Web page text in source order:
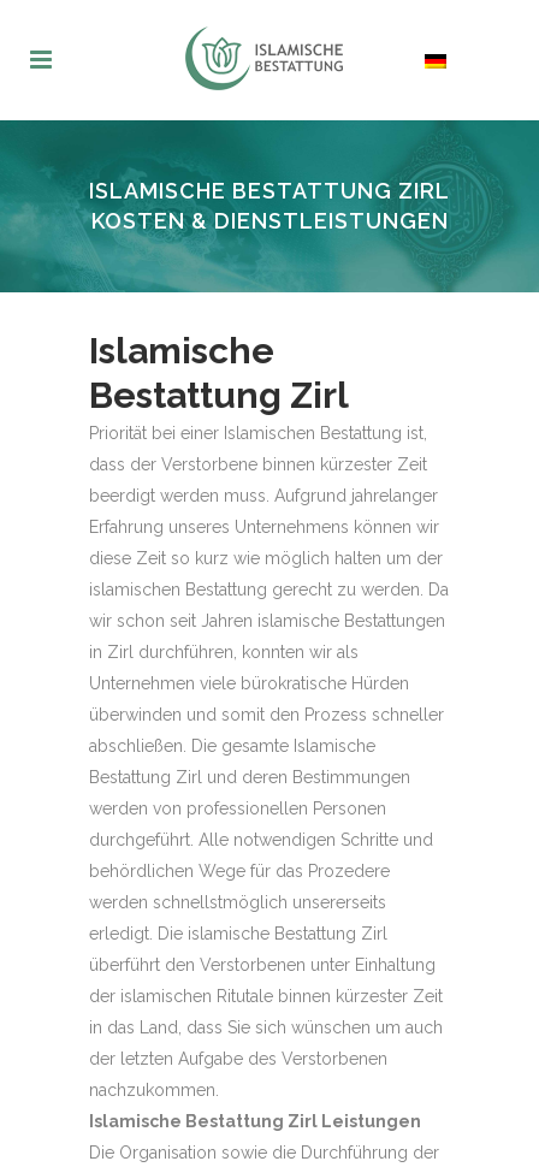
ISLAMISCHE BESTATTUNG ZIRL
KOSTEN & DIENSTLEISTUNGEN
Islamische
Bestattung Zirl
Priorität bei einer Islamischen Bestattung ist,
dass der Verstorbene binnen kürzester Zeit
beerdigt werden muss. Aufgrund jahrelanger
Erfahrung unseres Unternehmens können wir
diese Zeit so kurz wie möglich halten um der
islamischen Bestattung gerecht zu werden. Da
wir schon seit Jahren islamische Bestattungen
in Zirl durchführen, konnten wir als
Unternehmen viele bürokratische Hürden
überwinden und somit den Prozess schneller
abschließen. Die gesamte Islamische
Bestattung Zirl und deren Bestimmungen
werden von professionellen Personen
durchgeführt. Alle notwendigen Schritte und
behördlichen Wege für das Prozedere
werden schnellstmöglich unsererseits
erledigt. Die islamische Bestattung Zirl
überführt den Verstorbenen unter Einhaltung
der islamischen Ritutale binnen kürzester Zeit
in das Land, dass Sie sich wünschen um auch
der letzten Aufgabe des Verstorbenen
nachzukommen.
Islamische Bestattung Zirl Leistungen
Die Organisation sowie die Durchführung der